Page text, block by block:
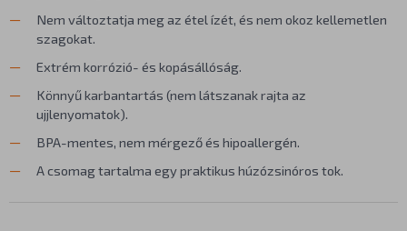
Nem változtatja meg az étel ízét, és nem okoz kellemetlen
szagokat.
Extrém korrózió- és kopásállóság.
Könnyű karbantartás (nem látszanak rajta az
ujjlenyomatok).
BPA-mentes, nem mérgező és hipoallergén.
A csomag tartalma egy praktikus húzózsinóros tok.